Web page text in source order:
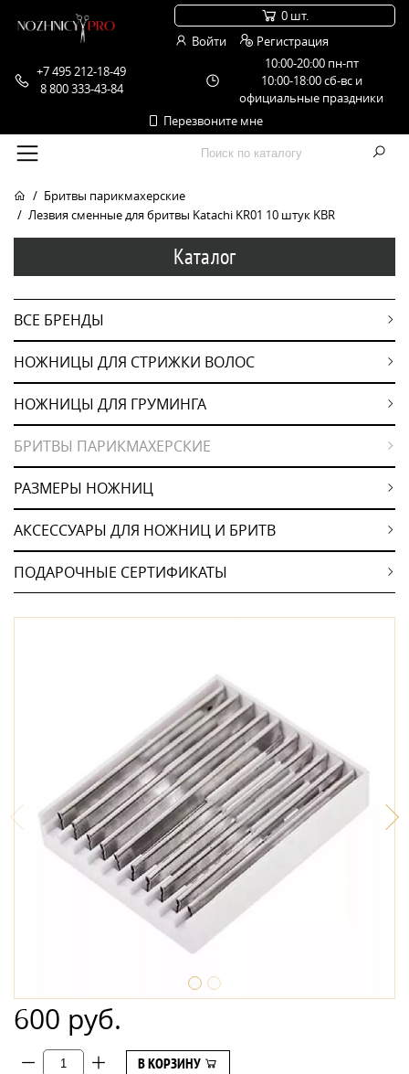
+7 495 212-18-49
8 800 333-43-84
10:00-20:00 пн-пт
10:00-18:00 сб-вс и
официальные праздники
Перезвоните мне
0 шт.
Войти
Регистрация
Бритвы парикмахерские
Лезвия сменные для бритвы Katachi KR01 10 штук KBR
Каталог
ВСЕ БРЕНДЫ
НОЖНИЦЫ ДЛЯ СТРИЖКИ ВОЛОС
НОЖНИЦЫ ДЛЯ ГРУМИНГА
БРИТВЫ ПАРИКМАХЕРСКИЕ
РАЗМЕРЫ НОЖНИЦ
АКСЕССУАРЫ ДЛЯ НОЖНИЦ И БРИТВ
ПОДАРОЧНЫЕ СЕРТИФИКАТЫ
600 руб.
В КОРЗИНУ